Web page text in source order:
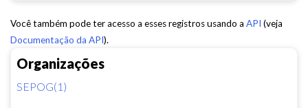
Organizações
SEPOG(1)
Você também pode ter acesso a esses registros usando a API (veja
Documentação da API).